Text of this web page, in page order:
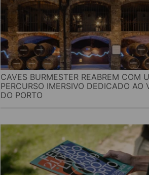
CAVES BURMESTER REABREM COM
PERCURSO IMERSIVO DEDICADO AO
DO PORTO